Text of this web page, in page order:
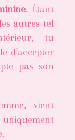
. Étant
autres tel
tu
d’accepter
pas son
vient